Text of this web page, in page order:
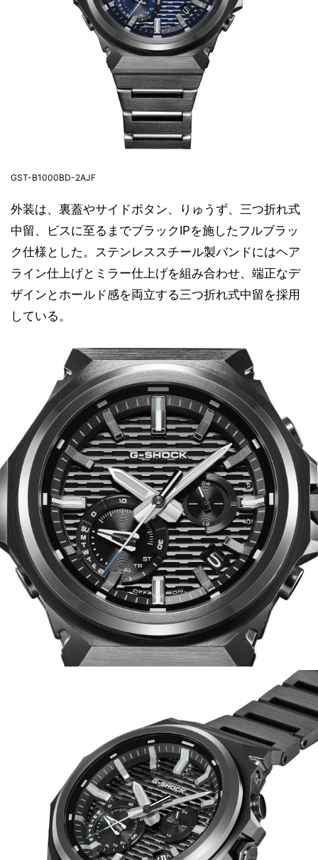
GST-B1000BD-2AJF
外装は、裏蓋やサイドボタン、りゅうず、三つ折れ式
中留、ビスに至るまでブラックIPを施したフルブラッ
ク仕様とした。ステンレススチール製バンドにはヘア
ライン仕上げとミラー仕上げを組み合わせ、端正なデ
ザインとホールド感を両立する三つ折れ式中留を採用
している。